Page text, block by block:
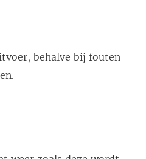
behalve bij fouten